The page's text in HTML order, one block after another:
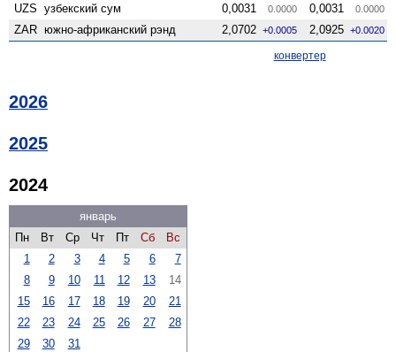
UZS узбекский сум 0,0031 0.0000 0,0031 0.0000
ZAR южно-африканский рэнд 2,0702 +0.0005 2,0925 +0.0020
конвертер
2026
2025
2024
январь
Пн
Вт Ср Чт Пт Сб
Вс
1
2 3 4 5 6
7
8
9 10 11 12 13
14
15
16 17 18 19 20
21
22
23 24 25 26 27
28
29
30 31